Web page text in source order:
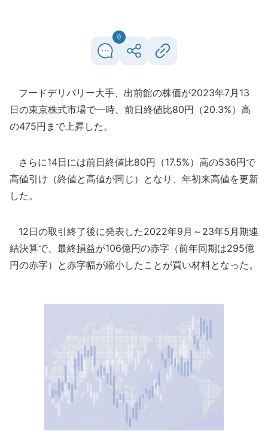
0
フードデリバリー大手、出前館の株価が2023年7月13
日の東京株式市場で一時、前日終値比80円（20.3%）高
の475円まで上昇した。
さらに14日には前日終値比80円（17.5%）高の536円で
高値引け（終値と高値が同じ）となり、年初来高値を更新
した。
12日の取引終了後に発表した2022年9月～23年5月期連
結決算で、最終損益が106億円の赤字（前年同期は295億
円の赤字）と赤字幅が縮小したことが買い材料となった。